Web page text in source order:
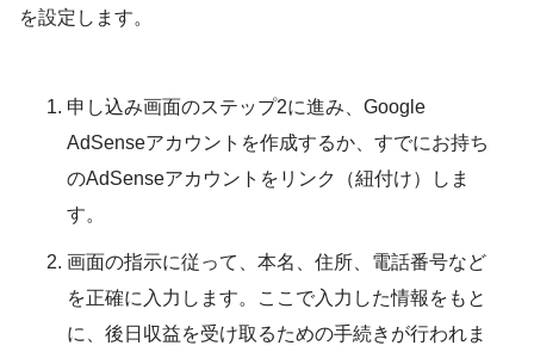
を設定します。
申し込み画面のステップ2に進み、Google
AdSenseアカウントを作成するか、すでにお持ち
のAdSenseアカウントをリンク（紐付け）しま
す。
画面の指示に従って、本名、住所、電話番号など
を正確に入力します。ここで入力した情報をもと
に、後日収益を受け取るための手続きが行われま